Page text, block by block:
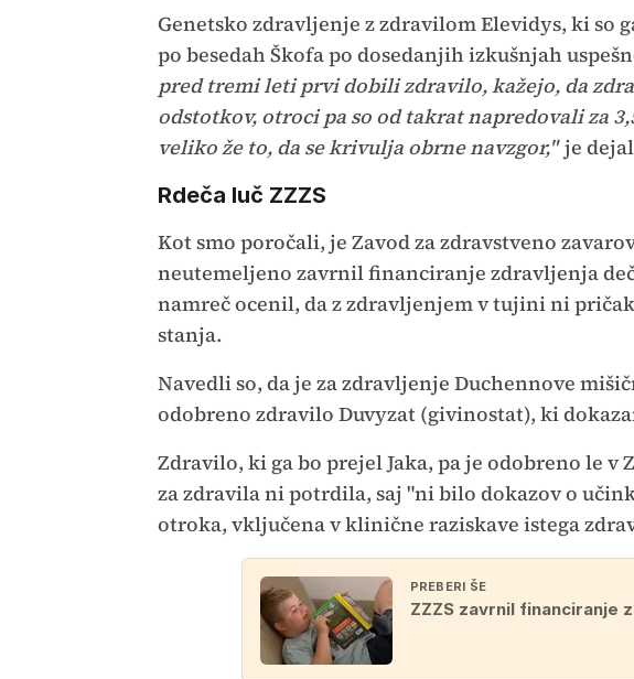
Genetsko zdravljenje z zdravilom Elevidys, ki so
po besedah Škofa po dosedanjih izkušnjah
pred tremi leti prvi dobili zdravilo, kažejo, da
odstotkov, otroci pa so od takrat napredovali za
veliko že to, da se krivulja obrne navzgor,"je
Rdeča luč ZZZS
Kot smo poročali, je Zavod za zdravstveno
neutemeljeno zavrnil financiranje zdravljenja
namreč ocenil, da z zdravljenjem v tujini ni
stanja.
Navedli so, da je za zdravljenje Duchennove
odobreno zdravilo Duvyzat (givinostat), ki
Zdravilo, ki ga bo prejel Jaka, pa je odobreno le v
za zdravila ni potrdila, saj "ni bilo dokazov o
otroka, vključena v klinične raziskave istega
PREBERI ŠE
ZZZS zavrnil financiranje